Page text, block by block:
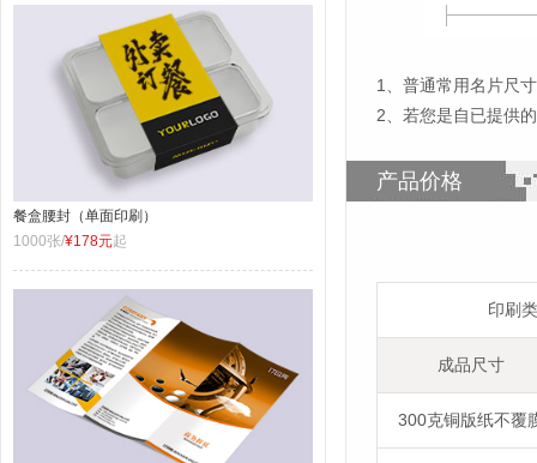
餐盒腰封（单面印刷）
1000张/¥178元起
1
普通常用名片尺
2、若您是自已提供
产品价格
印刷
成品尺寸
300克铜版纸不覆